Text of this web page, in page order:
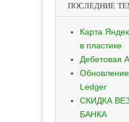
ПОСЛЕДНИЕ
Карта
в пластике
Дебетовая
Ledger
СКИДКА
БАНКА